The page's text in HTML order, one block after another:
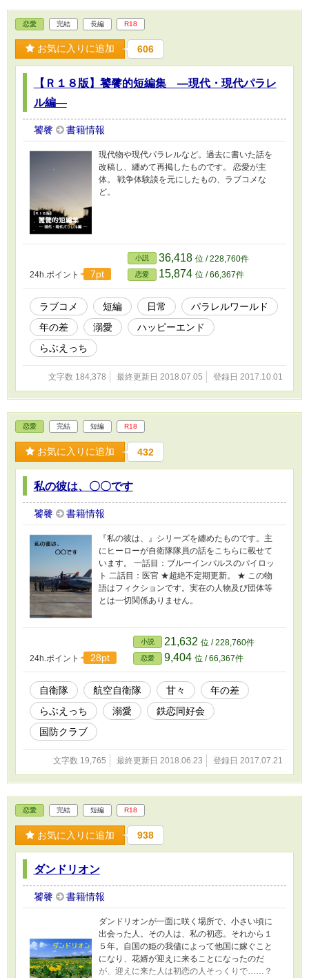
恋愛 完結 長編 R18
お気に入りに追加 606
【Ｒ１８版】饕餮的短編集 ―現代・現代パラレ
ル編―
饕餮 書籍情報
現代物や現代パラレルなど。過去に書いた話を
改稿し、纏めて再掲したものです。 恋愛が主
体。 戦争体験談を元にしたもの、ラブコメな
ど。
24h.ポイント 7pt
小説 36,418 位 / 228,760件
恋愛 15,874 位 / 66,367件
ラブコメ 短編 日常
パラレルワールド
年の差
溺愛
ハッピーエンド
らぶえっち
文字数 184,378 最終更新日 2018.07.05 登録日 2017.10.01
恋愛 完結 短編 R18
お気に入りに追加 432
私の彼は、〇〇です
饕餮 書籍情報
『私の彼は、』シリーズを纏めたものです。主
にヒーローが自衛隊隊員の話をこちらに載せて
います。 一話目：ブルーインパルスのパイロッ
ト 二話目：医官 ★超絶不定期更新。 ★ この物
語はフィクションです。実在の人物及び団体等
とは一切関係ありません。
24h.ポイント 28pt
小説 21,632 位 / 228,760件
恋愛 9,404 位 / 66,367件
自衛隊 航空自衛隊 甘々
年の差
らぶえっち
溺愛
鉄恋同好会
国防クラブ
文字数 19,765 最終更新日 2018.06.23 登録日 2017.07.21
恋愛 完結 短編 R18
お気に入りに追加 938
ダンドリオン
饕餮 書籍情報
ダンドリオンが一面に咲く場所で、小さい頃に
出会った人。その人は、私の初恋。それから１
５年。自国の姫の我儘によって他国に嫁ぐこと
になり、花婿が迎えに来ることになったのだ
が、迎えに来た人は初恋の人そっくりで……？